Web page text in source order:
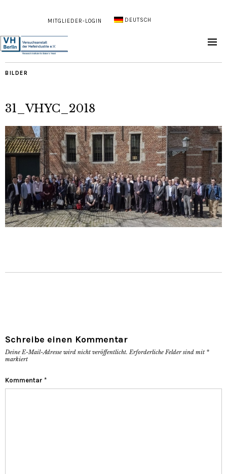
MITGLIEDER-LOGIN DEUTSCH
BILDER
31_VHYC_2018
Schreibe einen Kommentar
Deine E-Mail-Adresse wird nicht veröffentlicht. Erforderliche Felder sind mit *
markiert
Kommentar *